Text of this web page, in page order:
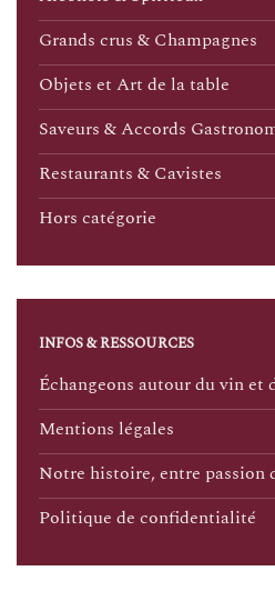
Grands crus & Champagnes
Objets et Art de la table
Saveurs & Accords
Restaurants & Cavistes
Hors catégorie
INFOS & RESSOURCES
Échangeons autour du vin et
Mentions légales
Notre histoire, entre passion
Politique de confidentialité